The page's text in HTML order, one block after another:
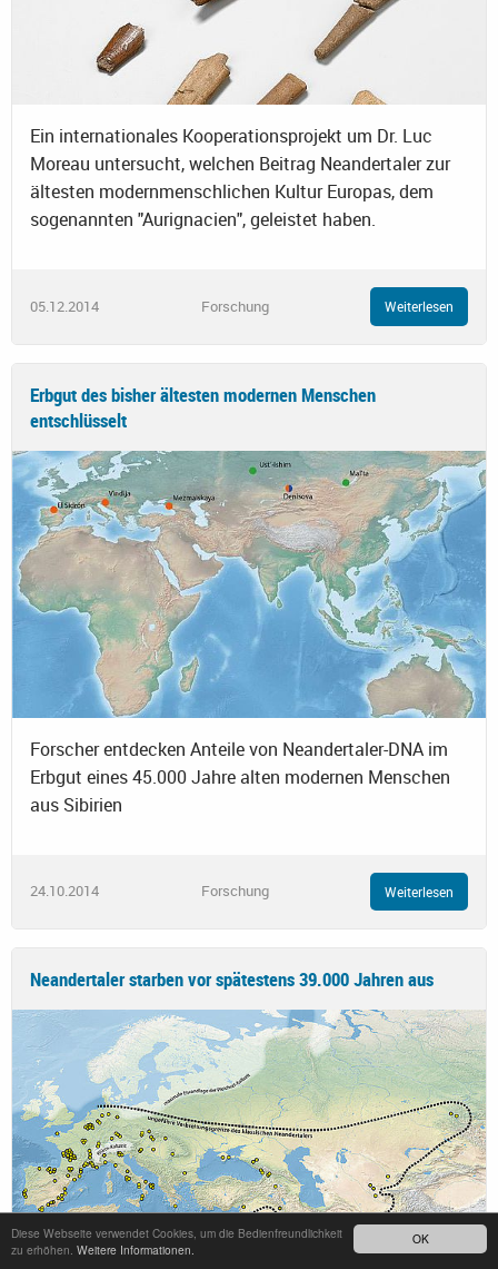
OK
Diese Webseite verwendet Cookies, um die Bedienfreundlichkeit
zu erhöhen. Weitere Informationen.
Ein internationales Kooperationsprojekt um Dr. Luc
Moreau untersucht, welchen Beitrag Neandertaler zur
ältesten modernmenschlichen Kultur Europas, dem
sogenannten "Aurignacien", geleistet haben.
05.12.2014 Forschung Weiterlesen
Erbgut des bisher ältesten modernen Menschen
entschlüsselt
Forscher entdecken Anteile von Neandertaler-DNA im
Erbgut eines 45.000 Jahre alten modernen Menschen
aus Sibirien
24.10.2014 Forschung Weiterlesen
Neandertaler starben vor spätestens 39.000 Jahren aus